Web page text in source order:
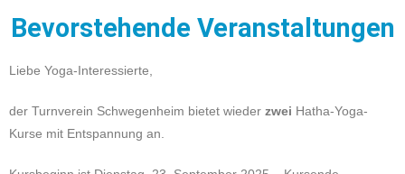
Bevorstehende Veranstaltungen
Liebe Yoga-Interessierte,
der Turnverein Schwegenheim bietet wieder zwei Hatha-Yoga-
Kurse mit Entspannung an.